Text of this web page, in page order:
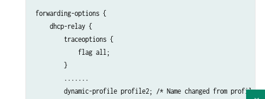
forwarding-options {
    dhcp-relay {
        traceoptions {
            flag all;
        }
        .......
dynamic-profile profile2; /* Name changed from profile1